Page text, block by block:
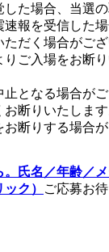
た場合、当選の
報を受信した
だく場合がござ
ご入場をお断
となる場合がご
断りいたします
断りする場合が
氏名／年齢／
ク）
ご応募お